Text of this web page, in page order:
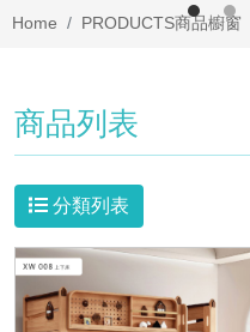
Home PRODUCTS商品櫥窗
商品列表
分類列表